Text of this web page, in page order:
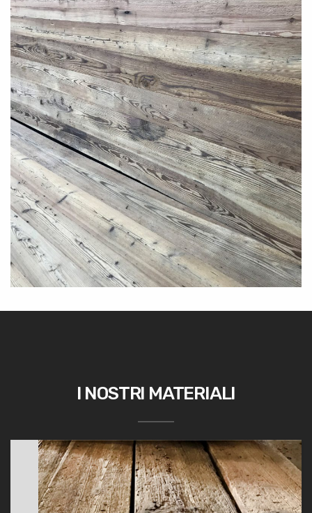
I NOSTRI MATERIALI